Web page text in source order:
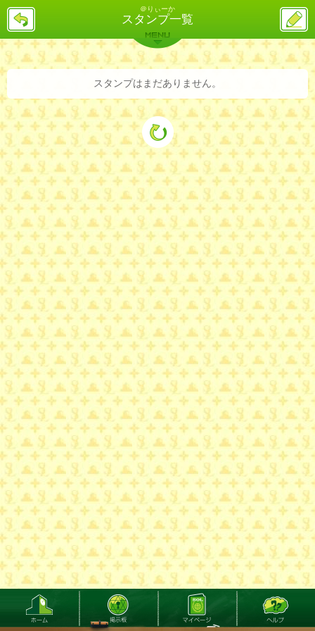
＠りぃーか
スタンプ一覧
戻
ス
投
稿
バックナンバー 詳細検索 ランキング
MENU
スタンプはまだありません。